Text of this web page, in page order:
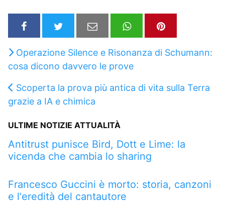
Operazione Silence e Risonanza di Schumann:
cosa dicono davvero le prove
Scoperta la prova più antica di vita sulla Terra
grazie a IA e chimica
ULTIME NOTIZIE ATTUALITÀ
Antitrust punisce Bird, Dott e Lime: la
vicenda che cambia lo sharing
Francesco Guccini è morto: storia, canzoni
e l'eredità del cantautore